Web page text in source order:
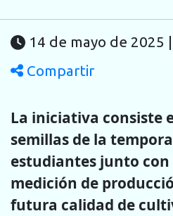
14 de mayo de 2025
Compartir
La iniciativa consiste
semillas de la
estudiantes junto con
medición de
futura calidad de